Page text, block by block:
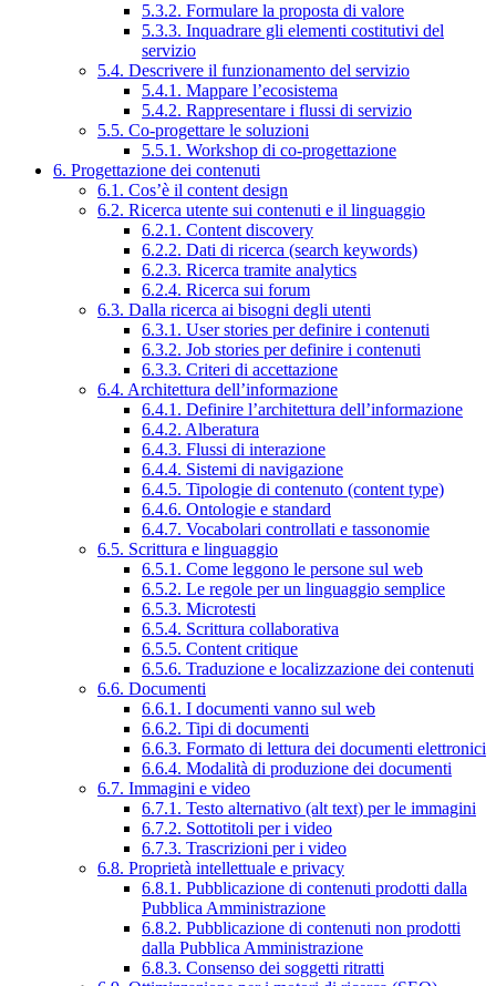
5.3.2. Formulare la proposta di valore
5.3.3. Inquadrare gli elementi costitutivi del
servizio
5.4. Descrivere il funzionamento del servizio
5.4.1. Mappare l’ecosistema
5.4.2. Rappresentare i flussi di servizio
5.5. Co-progettare le soluzioni
5.5.1. Workshop di co-progettazione
6. Progettazione dei contenuti
6.1. Cos’è il content design
6.2. Ricerca utente sui contenuti e il linguaggio
6.2.1. Content discovery
6.2.2. Dati di ricerca (search keywords)
6.2.3. Ricerca tramite analytics
6.2.4. Ricerca sui forum
6.3. Dalla ricerca ai bisogni degli utenti
6.3.1. User stories per definire i contenuti
6.3.2. Job stories per definire i contenuti
6.3.3. Criteri di accettazione
6.4. Architettura dell’informazione
6.4.1. Definire l’architettura dell’informazione
6.4.2. Alberatura
6.4.3. Flussi di interazione
6.4.4. Sistemi di navigazione
6.4.5. Tipologie di contenuto (content type)
6.4.6. Ontologie e standard
6.4.7. Vocabolari controllati e tassonomie
6.5. Scrittura e linguaggio
6.5.1. Come leggono le persone sul web
6.5.2. Le regole per un linguaggio semplice
6.5.3. Microtesti
6.5.4. Scrittura collaborativa
6.5.5. Content critique
6.5.6. Traduzione e localizzazione dei contenuti
6.6. Documenti
6.6.1. I documenti vanno sul web
6.6.2. Tipi di documenti
6.6.3. Formato di lettura dei documenti elettronici
6.6.4. Modalità di produzione dei documenti
6.7. Immagini e video
6.7.1. Testo alternativo (alt text) per le immagini
6.7.2. Sottotitoli per i video
6.7.3. Trascrizioni per i video
6.8. Proprietà intellettuale e privacy
6.8.1. Pubblicazione di contenuti prodotti dalla
Pubblica Amministrazione
6.8.2. Pubblicazione di contenuti non prodotti
dalla Pubblica Amministrazione
6.8.3. Consenso dei soggetti ritratti